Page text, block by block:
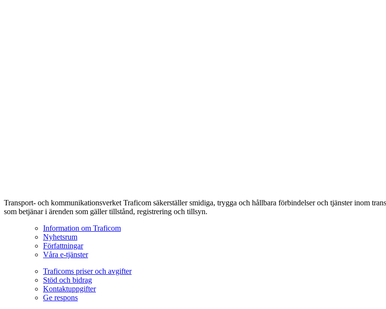
Transport- och kommunikationsverket Traficom säkerställer smidiga, trygga och hållbara förbindelser och tjänster inom
som betjänar i ärenden som gäller tillstånd, registrering och tillsyn.
Information om Traficom
Nyhetsrum
Författningar
Våra e-tjänster
Traficoms priser och avgifter
Stöd och bidrag
Kontaktuppgifter
Ge respons